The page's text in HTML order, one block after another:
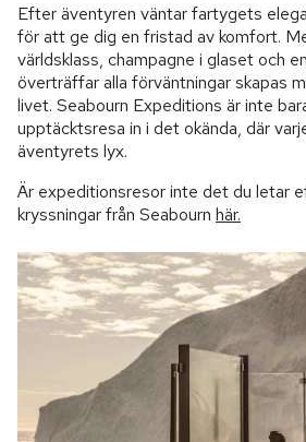
Efter äventyren väntar fartygets
för att ge dig en fristad av komfort.
världsklass, champagne i glaset och
överträffar alla förväntningar skapas
livet. Seabourn Expeditions är inte
upptäcktsresa in i det okända, där
äventyrets lyx.
Är expeditionsresor inte det du letar
kryssningar från Seabourn här.